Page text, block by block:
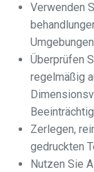
Verwenden
Überprüfen
regelmäßig
Zerlegen,
gedruckten
Nutzen Sie